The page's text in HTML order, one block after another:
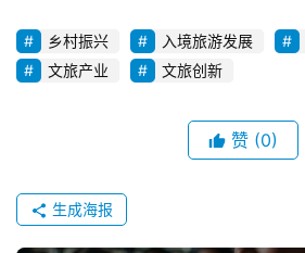
乡村振兴 入境旅游发展
文旅产业
文旅创新
赞 (0)
生成海报